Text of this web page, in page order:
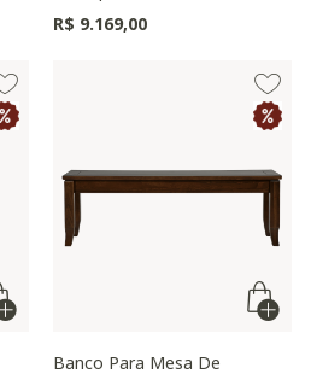
R$ 9.169,00
Banco Para Mesa De